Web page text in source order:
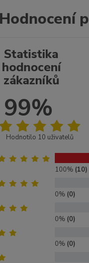
Hodnocení
Statistika
hodnocení
zákazníků
99%
Hodnotilo 10 uživatelů
100% (10)
0% (0)
0% (0)
0% (0)